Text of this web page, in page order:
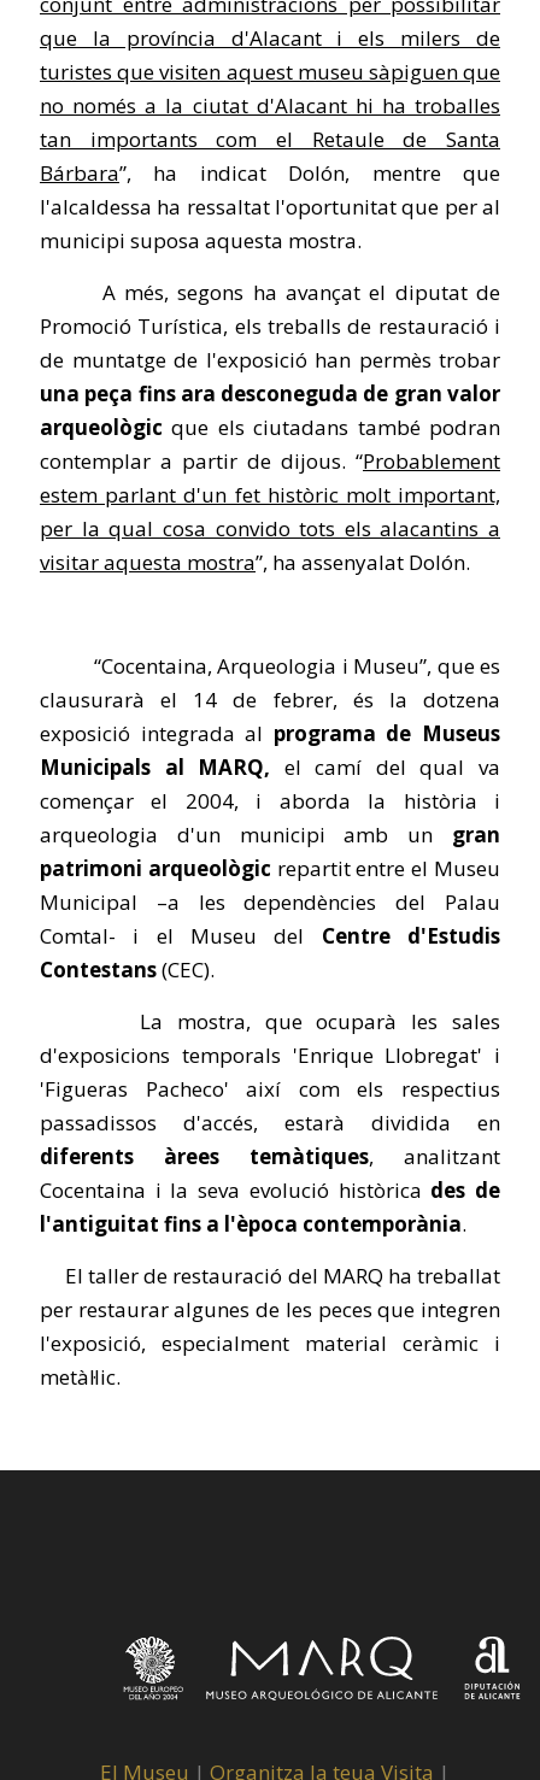
que la província d'Alacant i els milers de
turistes que visiten aquest museu sàpiguen que
no només a la ciutat d'Alacant hi ha troballes
tan importants com el Retaule de Santa
Bárbara”, ha indicat Dolón, mentre que
l'alcaldessa ha ressaltat l'oportunitat que per al
municipi suposa aquesta mostra.
A més, segons ha avançat el diputat de
Promoció Turística, els treballs de restauració i
de muntatge de l'exposició han permès trobar
una peça fins ara desconeguda de gran valor
arqueològic que els ciutadans també podran
contemplar a partir de dijous. “Probablement
estem parlant d'un fet històric molt important,
per la qual cosa convido tots els alacantins a
visitar aquesta mostra”, ha assenyalat Dolón.
“Cocentaina, Arqueologia i Museu”, que es
clausurarà el 14 de febrer, és la dotzena
exposició integrada al programa de Museus
Municipals al MARQ, el camí del qual va
començar el 2004, i aborda la història i
arqueologia d'un municipi amb un gran
patrimoni arqueològic repartit entre el Museu
Municipal –a les dependències del Palau
Comtal- i el Museu del Centre d'Estudis
Contestans(CEC).
La mostra, que ocuparà les sales
d'exposicions temporals 'Enrique Llobregat' i
'Figueras Pacheco' així com els respectius
passadissos d'accés, estarà dividida en
diferents àrees temàtiques, analitzant
Cocentaina i la seva evolució històrica des de
l'antiguitat fins a l'època contemporània.
El taller de restauració del MARQ ha treballat
per restaurar algunes de les peces que integren
l'exposició, especialment material ceràmic i
metàl·lic.
El Museu | Organitza la teua Visita |